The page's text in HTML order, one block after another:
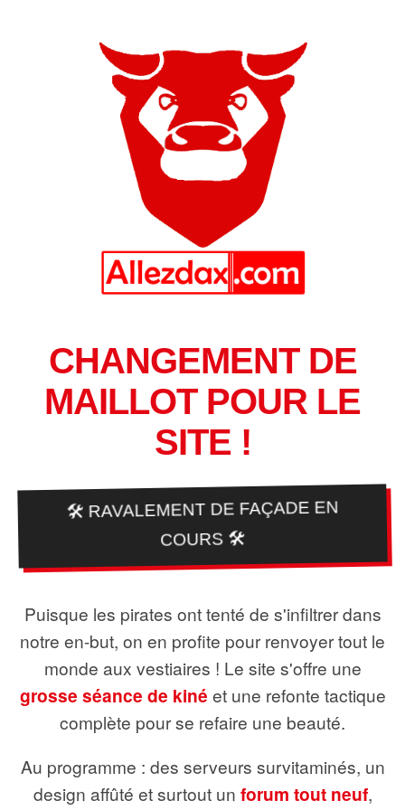
CHANGEMENT DE
MAILLOT POUR LE
SITE !
🛠️ RAVALEMENT DE FAÇADE EN
COURS 🛠️
Puisque les pirates ont tenté de s'infiltrer dans
notre en-but, on en profite pour renvoyer tout le
monde aux vestiaires ! Le site s'offre une
grosse séance de kiné et une refonte tactique
complète pour se refaire une beauté.
Au programme : des serveurs survitaminés, un
design affûté et surtout un forum tout neuf,